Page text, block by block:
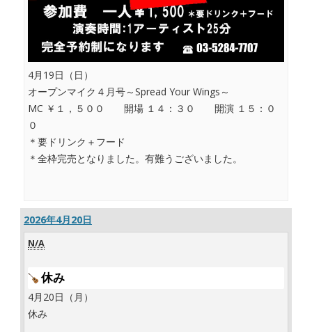
4月19日（日）
オープンマイク４月号～Spread Your Wings～
MC ￥１，５００ 開場 １４：３０ 開演 １５：０
０
＊要ドリンク＋フード
＊全枠完売となりました。有難うございました。
2026年4月20日
N/A
休み
4月20日（月）
休み